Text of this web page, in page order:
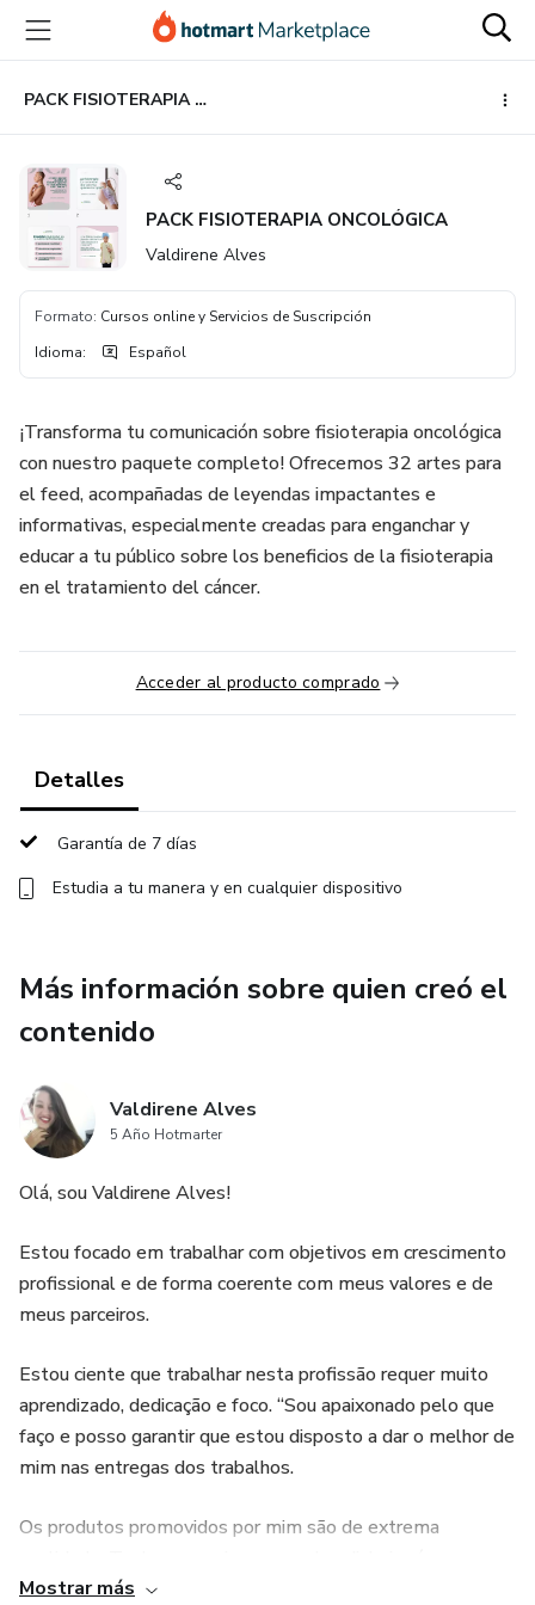
principal
página
de
página
PACK FISIOTERAPIA ONCOLÓGICA
PACK FISIOTERAPIA ONCOLÓGICA
Valdirene Alves
Formato: Cursos online y Servicios de Suscripción
Idioma: Español
¡Transforma tu comunicación sobre fisioterapia oncológica
con nuestro paquete completo! Ofrecemos 32 artes para
el feed, acompañadas de leyendas impactantes e
informativas, especialmente creadas para enganchar y
educar a tu público sobre los beneficios de la fisioterapia
en el tratamiento del cáncer.
Acceder al producto comprado
Detalles
Garantía de 7 días
Estudia a tu manera y en cualquier dispositivo
Más información sobre quien creó el
contenido
Valdirene Alves
5 Año Hotmarter
Olá, sou Valdirene Alves!
Estou focado em trabalhar com objetivos em crescimento
profissional e de forma coerente com meus valores e de
meus parceiros.
Estou ciente que trabalhar nesta profissão requer muito
aprendizado, dedicação e foco. “Sou apaixonado pelo que
faço e posso garantir que estou disposto a dar o melhor de
mim nas entregas dos trabalhos.
Os produtos promovidos por mim são de extrema
consequência de um trabalho com dedicação e excelência.
Mostrar más